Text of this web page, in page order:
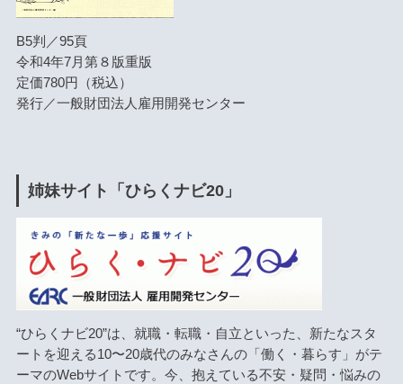
B5判／95頁
令和4年7月第８版重版
定価780円（税込）
発行／一般財団法人雇用開発センター
姉妹サイト「ひらくナビ20」
“ひらくナビ20”は、就職・転職・自立といった、新たなスタ
ートを迎える10〜20歳代のみなさんの「働く・暮らす」がテ
ーマのWebサイトです。今、抱えている不安・疑問・悩みの